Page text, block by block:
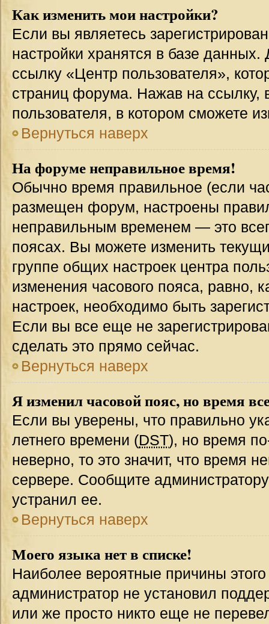
Как изменить мои настройки?
Если вы являетесь
настройки хранятся в базе
ссылку «Центр пользователя»,
страниц форума. Нажав на ссылку,
пользователя, в котором сможете
Вернуться наверх
На форуме неправильное время!
Обычно время правильное (если
размещен форум, настроены
неправильным временем — это
поясах. Вы можете изменить
группе общих настроек центра
изменения часового пояса, равно,
настроек, необходимо быть
Если вы все еще не
сделать это прямо сейчас.
Вернуться наверх
Я изменил часовой пояс, но время
Если вы уверены, что правильно
летнего времени (DST), но время
неверно, то это значит, что время
сервере. Сообщите
устранил ее.
Вернуться наверх
Моего языка нет в списке!
Наиболее вероятные причины этого
администратор не установил
или же просто никто еще не